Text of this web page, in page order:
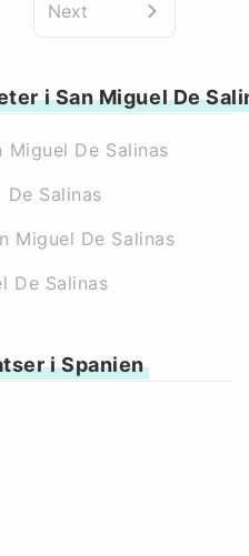
Next
i San Miguel De
De Salinas
Salinas
Miguel De Salinas
De Salinas
i Spanien